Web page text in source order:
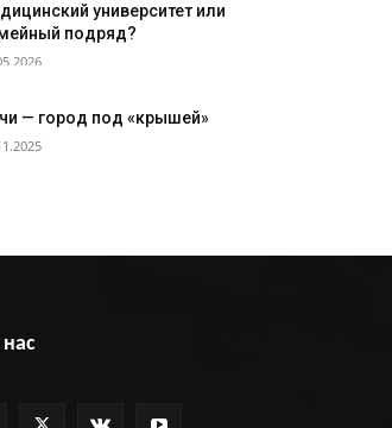
университет или
подряд?
— город под «крышей»